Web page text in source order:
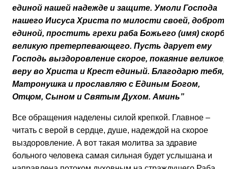
единой нашей надежде и защите. Умоли Господа
нашего Иисуса Христа по милости своей,
единой, простить грехи раба Божьего (имя)
великую претерпевающего. Пусть дарует ему
Господь выздоровление скорое, покаяние великое,
веру во Христа и Крест единый. Благодарю тебя,
Матронушка и прославляю с Единым Богом,
Отцом, Сыном и Святым Духом. Аминь”
Все обращения наделены силой крепкой. Главное –
читать с верой в сердце, душе, надеждой на скорое
выздоровление. А вот такая молитва за здравие
больного человека самая сильная будет услышана и